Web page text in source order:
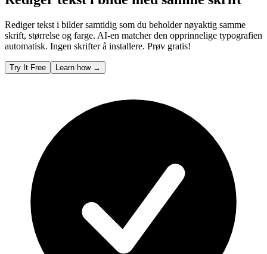
Rediger tekst i bilder samtidig som du beholder nøyaktig samme
skrift, størrelse og farge. AI-en matcher den opprinnelige typografien
automatisk. Ingen skrifter å installere. Prøv gratis!
Try It Free Learn how →